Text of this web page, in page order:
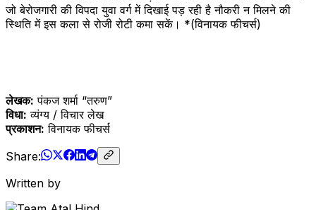
जो बेरोजगारी की विपदा युवा वर्ग में दिखाई पड़ रही है नौकरी न मिलने की
स्थिति में इस कला से रोजी रोटी कमा सकें। *(विनायक फीचर्स)
लेखक: पंकज शर्मा “तरुण”
विधा: व्यंग्य / विचार लेख
प्रकाशन: विनायक फीचर्स
Share:
Written by